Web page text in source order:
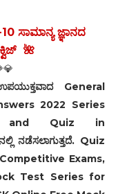
ಸಾಮಾನ್ಯ ಜ್ಞಾನದ
ಕ್ವಿಜ್ 🌺
General
2022 Series
and Quiz in
ನಡೆಸಲಾಗುತ್ತದೆ‌. Quiz
Exams,
Test Series for